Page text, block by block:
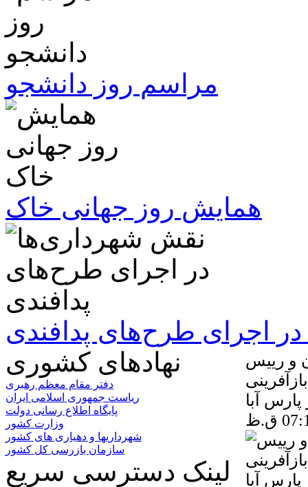
مراسم روز دانشجو
همایش روز جهانی خاک
اجرای طرح‌های پدافندی
و رییس
آبا
نهادهای کشوری
دفتر مقام معظم رهبری
ریاست جمهوری اسلامی ایران
پایگاه اطلاع رسانی دولت
وزارت کشور
شهرداریها و دهیاری های کشور
سازمان بازرسی کل کشور
لینک دسترسی سریع